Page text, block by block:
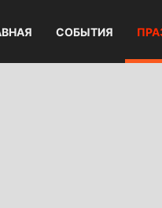
СОБЫТИЯ